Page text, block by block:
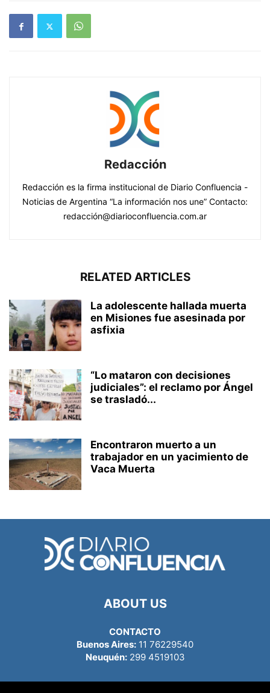
Redacción
Redacción es la firma institucional de Diario Confluencia -
Noticias de Argentina “La información nos une” Contacto:
redacción@diarioconfluencia.com.ar
RELATED ARTICLES
La adolescente hallada muerta
en Misiones fue asesinada por
asfixia
“Lo mataron con decisiones
judiciales”: el reclamo por Ángel
se trasladó...
Encontraron muerto a un
trabajador en un yacimiento de
Vaca Muerta
ABOUT US
CONTACTO
Buenos Aires: 11 76229540
Neuquén:299 4519103